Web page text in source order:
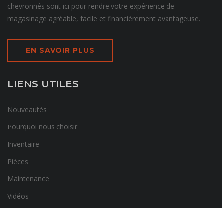
chevronnés sont ici pour rendre votre expérience de
magasinage agréable, facile et financièrement avantageuse.
EN SAVOIR PLUS
LIENS UTILES
Nouveautés
Pourquoi nous choisir
Inventaire
Pièces
Maintenance
Vidéos